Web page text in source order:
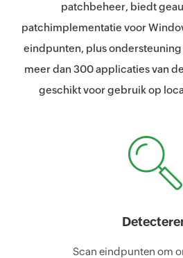
patchbeheer, biedt
patchimplementatie voor
eindpunten, plus
meer dan 300 applicaties van
geschikt voor gebruik op
Scan eindpunten om